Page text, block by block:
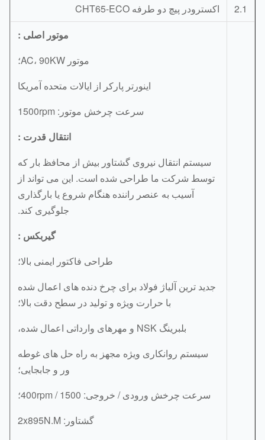
اکسترودر پیچ دو طرفه CHT65-ECO
موتور اصلی :
موتور AC، 90KW؛
اینورتر پارکر از ایالات متحده آمریکا
سرعت چرخش موتور: 1500rpm
انتقال قدرت:
سیستم انتقال نیروی گشتاور بیش از محافظ بار که
توسط شرکت ما طراحی شده است. این می تواند از
آسیب به عنصر راننده هنگام شروع یا بارگذاری
جلوگیری کند.
گیربکس:
طراحی فاکتور ایمنی بالا؛
جدید ترین آلیاژ فولاد برای چرخ دنده های اعمال شده
با حرارت ویژه و تولید در سطح دقت بالا؛
بلبرینگ NSK و مهرهای وارداتی اعمال شده،
سیستم روانکاری ویژه مجهز به راه حل های غوطه
ور و جابجایی؛
سرعت چرخش ورودی / خروجی: 1500 / 400rpm؛
گشتاور: 2x895N.M